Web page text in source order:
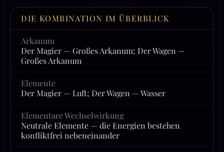
DIE KOMBINATION IM ÜBERBLICK
Arkanum
Der Magier — Großes Arkanum; Der Wagen —
Großes Arkanum
Elemente
Der Magier — Luft; Der Wagen — Wasser
Elementare Wechselwirkung
Neutrale Elemente — die Energien bestehen
konfliktfrei nebeneinander